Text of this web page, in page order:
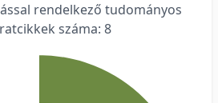
rendelkező tudományos
száma: 8